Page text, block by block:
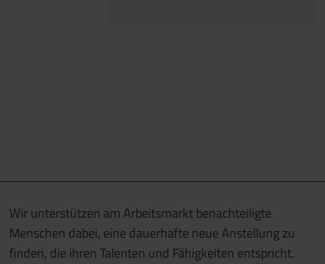
Wir unterstützen am Arbeitsmarkt benachteiligte
Menschen dabei, eine dauerhafte neue Anstellung zu
finden, die ihren Talenten und Fähigkeiten entspricht.